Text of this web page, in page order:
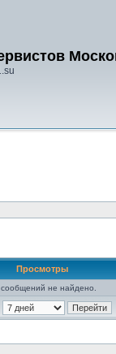
Просмотры
не найдено.